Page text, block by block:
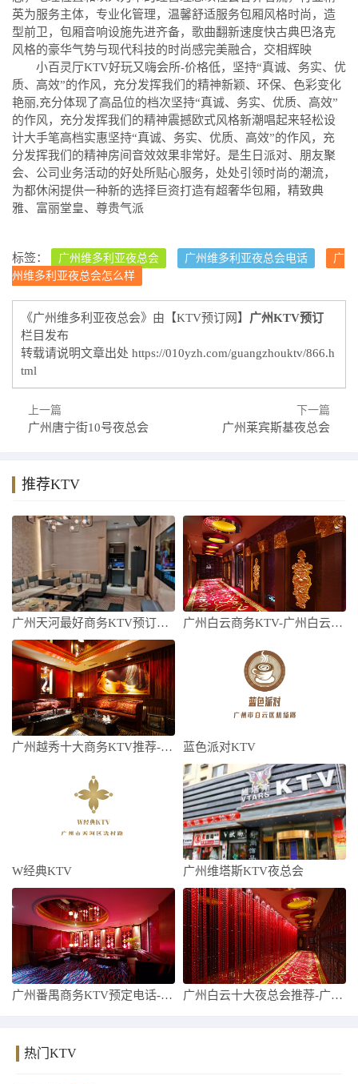
英为服务主体，专业化管理，温馨舒适服务包厢风格时尚，造
型前卫，包厢音响设施先进齐备，歌曲翻新速度快古典巴洛克
风格的豪华气势与现代科技的时尚感完美融合，交相辉映
小百灵厅KTV好玩又嗨会所-价格低，坚持“真诚、务实、优
质、高效”的作风，充分发挥我们的精神新颖、环保、色彩变化
艳丽,充分体现了高品位的档次坚持“真诚、务实、优质、高效”
的作风，充分发挥我们的精神震撼欧式风格新潮唱起来轻松设
计大手笔高档实惠坚持“真诚、务实、优质、高效”的作风，充
分发挥我们的精神房间音效效果非常好。是生日派对、朋友聚
会、公司业务活动的好处所贴心服务，处处引领时尚的潮流，
为都休闲提供一种新的选择巨资打造有超奢华包厢，精致典
雅、富丽堂皇、尊贵气派
标签： 广州维多利亚夜总会 广州维多利亚夜总会电话
广
州维多利亚夜总会怎么样
《广州维多利亚夜总会》由【KTV预订网】 广州KTV预订
栏目发布
转载请说明文章出处 https://010yzh.com/guangzhouktv/866.h
tml
上一篇
广州唐宁街10号夜总会
下一篇
广州莱宾斯基夜总会
推荐KTV
广州天河最好商务KTV预订，看看有哪些需 广州白云商务KTV-广州白云商务KTV预
广州越秀十大商务KTV推荐-广州越秀商务 蓝色派对KTV
W经典KTV 广州维塔斯KTV夜总会
广州番禺商务KTV预定电话-广州番禺高端 广州白云十大夜总会推荐-广州白云夜总会哪
热门KTV